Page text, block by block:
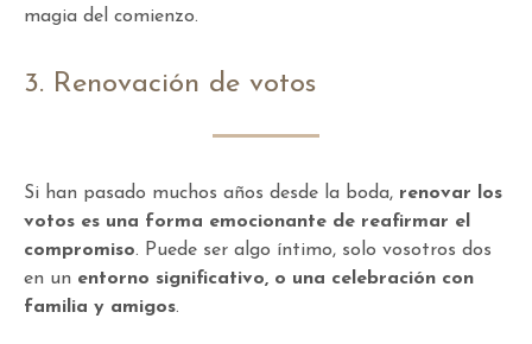
magia del comienzo.
3. Renovación de votos
Si han pasado muchos años desde la boda, renovar los
votos es una forma emocionante de reafirmar el
compromiso. Puede ser algo íntimo, solo vosotros dos
en un entorno significativo, o una celebración con
familia y amigos.